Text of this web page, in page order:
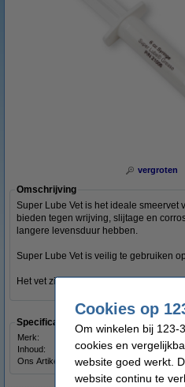
vergroten
Omschrijving
Super Lube Vet is het ideale smeervet
bieden tegen wrijving, slijtage en
langere levensduur hebben.
Super Lube Vet is veilig te gebruiken
Het vet zit in een fijne doseerspuit.
Specificaties
Merk:
Inhoud:
Ons Artikelnr:
Cookies op
Om winkelen bij 123-
cookies en
website goed werkt.
website continu te